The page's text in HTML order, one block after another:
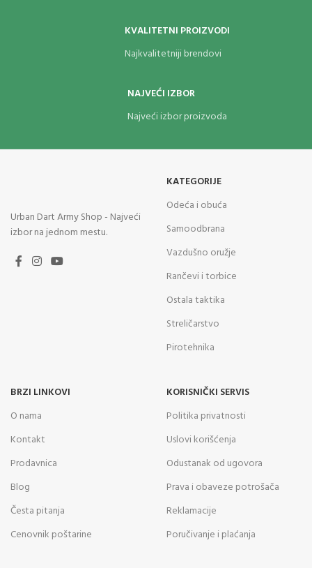
KVALITETNI PROIZVODI
Najkvalitetniji brendovi
NAJVEĆI IZBOR
Najveći izbor proizvoda
Urban Dart Army Shop - Najveći
izbor na jednom mestu.
KATEGORIJE
Odeća i obuća
Samoodbrana
Vazdušno oružje
Rančevi i torbice
Ostala taktika
Streličarstvo
Pirotehnika
BRZI LINKOVI
O nama
Kontakt
Prodavnica
Blog
Česta pitanja
Cenovnik poštarine
KORISNIČKI SERVIS
Politika privatnosti
Uslovi korišćenja
Odustanak od ugovora
Prava i obaveze potrošača
Reklamacije
Poručivanje i plaćanja